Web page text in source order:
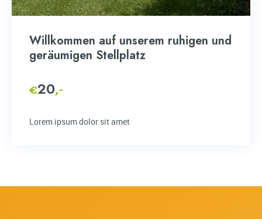
Willkommen auf unserem ruhigen und
geräumigen Stellplatz
€20,-
Lorem ipsum dolor sit amet